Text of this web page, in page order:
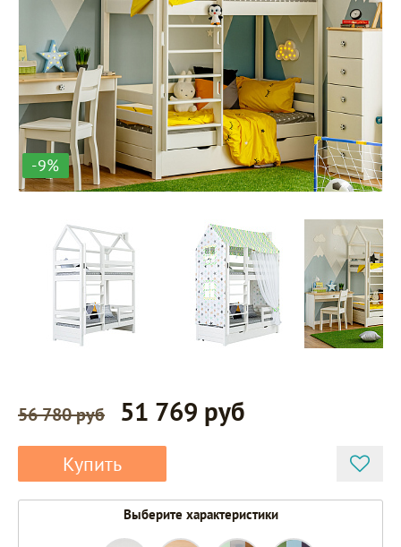
-9%
56 780 руб 51 769 руб
Купить
Выберите характеристики